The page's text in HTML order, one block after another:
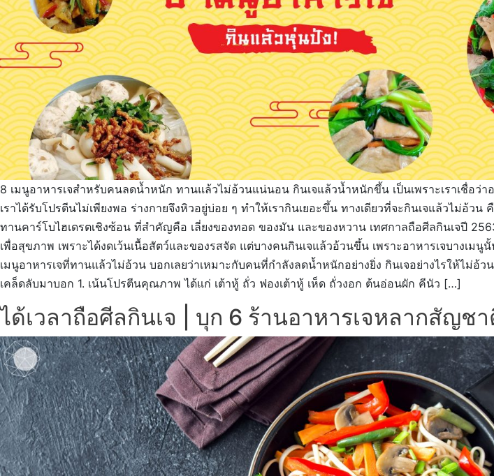
8 เมนูอาหารเจสำหรับคนลดน้ำหนัก ทานแล้วไม่อ้วนแน่นอน กินเจแล้วน้ำหนักขึ้น เป็นเพราะเราเชื่อ
เราได้รับโปรตีนไม่เพียงพอ ร่างกายจึงหิวอยู่บ่อย ๆ ทำให้เรากินเยอะขึ้น ทางเดียวที่จะกินเจแล้วไม่อ้
ทานคาร์โบไฮเดรตเชิงซ้อน ที่สำคัญคือ เลี่ยงของทอด ของมัน และของหวาน เทศกาลถือศีลกินเจปี
เพื่อสุขภาพ เพราะได้งดเว้นเนื้อสัตว์และของรสจัด แต่บางคนกินเจแล้วอ้วนขึ้น เพราะอาหารเจบางเ
เมนูอาหารเจที่ทานแล้วไม่อ้วน บอกเลยว่าเหมาะกับคนที่กำลังลดน้ำหนักอย่างยิ่ง กินเจอย่างไรให้ไม่อ้
เคล็ดลับมาบอก 1. เน้นโปรตีนคุณภาพ ได้แก่ เต้าหู้ ถั่ว ฟองเต้าหู้ เห็ด ถั่วงอก ต้นอ่อนผัก คีนัว […]
ได้เวลาถือศีลกินเจ | บุก 6 ร้านอาหารเจหลากสัญช